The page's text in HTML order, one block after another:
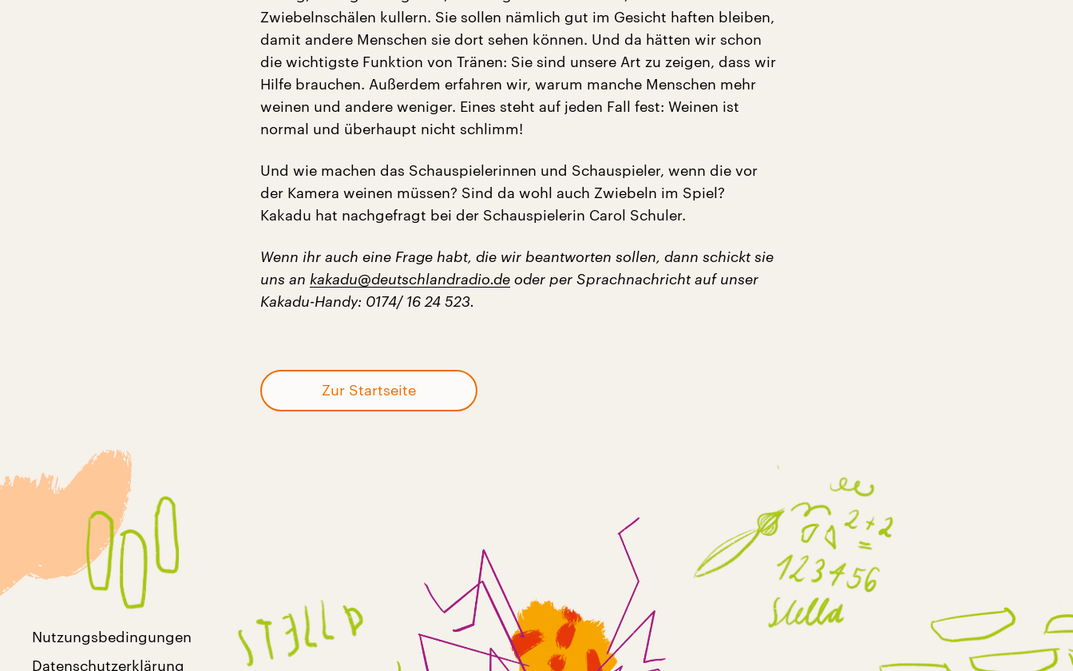
Zwiebelnschälen kullern. Sie sollen nämlich gut im Gesicht haften bleiben,
damit andere Menschen sie dort sehen können. Und da hätten wir schon
die wichtigste Funktion von Tränen: Sie sind unsere Art zu zeigen, dass wir
Hilfe brauchen. Außerdem erfahren wir, warum manche Menschen mehr
weinen und andere weniger. Eines steht auf jeden Fall fest: Weinen ist
normal und überhaupt nicht schlimm!
Und wie machen das Schauspielerinnen und Schauspieler, wenn die vor
der Kamera weinen müssen? Sind da wohl auch Zwiebeln im Spiel?
Kakadu hat nachgefragt bei der Schauspielerin Carol Schuler.
Wenn ihr auch eine Frage habt, die wir beantworten sollen, dann schickt sie
uns an kakadu@deutschlandradio.de oder per Sprachnachricht auf unser
Kakadu-Handy: 0174/ 16 24 523.
Zur Startseite
Nutzungsbedingungen
Datenschutzerklärung